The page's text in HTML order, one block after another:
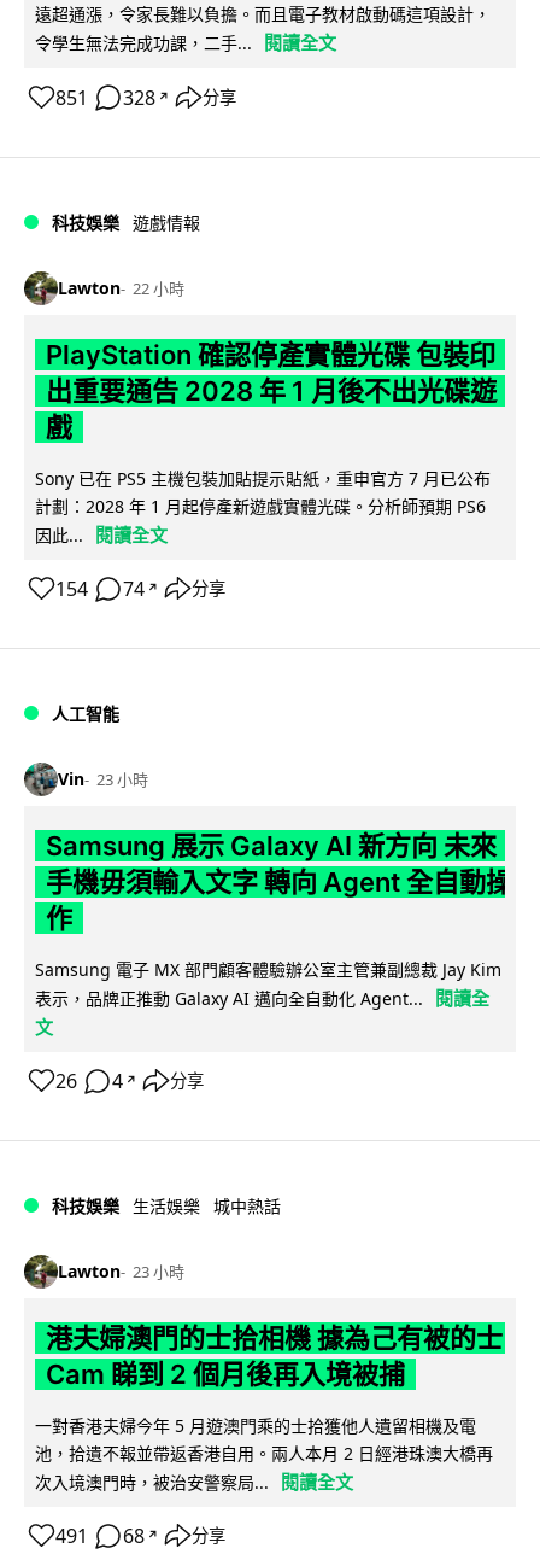
遠超通漲，令家長難以負擔。而且電子教材啟動碼這項設計，
令學生無法完成功課，二手...
閱讀全文
851 328 ↗ 分享
科技娛樂 遊戲情報
Lawton 22 小時
PlayStation 確認停產實體光碟 包裝印
出重要通告 2028 年 1 月後不出光碟遊
戲
Sony 已在 PS5 主機包裝加貼提示貼紙，重申官方 7 月已公布
計劃：2028 年 1 月起停產新遊戲實體光碟。分析師預期 PS6
因此...
閱讀全文
154 74 ↗ 分享
人工智能
Vin 23 小時
Samsung 展示 Galaxy AI 新方向 未來
手機毋須輸入文字 轉向 Agent 全自動操
作
Samsung 電子 MX 部門顧客體驗辦公室主管兼副總裁 Jay Kim
表示，品牌正推動 Galaxy AI 邁向全自動化 Agent...
閱讀全
文
26 4 ↗ 分享
科技娛樂 生活娛樂 城中熱話
Lawton 23 小時
港夫婦澳門的士拾相機 據為己有被的士
Cam 睇到 2 個月後再入境被捕
一對香港夫婦今年 5 月遊澳門乘的士拾獲他人遺留相機及電
池，拾遺不報並帶返香港自用。兩人本月 2 日經港珠澳大橋再
次入境澳門時，被治安警察局...
閱讀全文
491 68 ↗ 分享